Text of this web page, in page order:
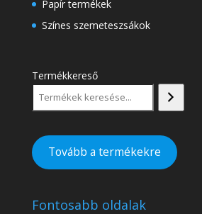
Papír termékek
Színes szemeteszsákok
Termékkereső
Tovább a termékekre
Fontosabb oldalak